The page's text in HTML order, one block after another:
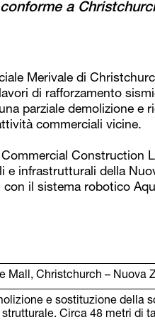
a
Merivale di
di rafforzamento
parziale demolizione e
commerciali vicine.
Construction
infrastrutturali della
il sistema robotico
Mall, Christchurch – Nuova
e sostituzione della
strutturale. Circa 48 metri di